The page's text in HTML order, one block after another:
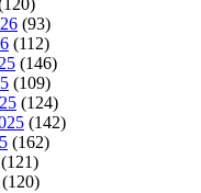
(93)
(112)
(146)
(109)
(124)
(142)
(162)
(121)
(120)